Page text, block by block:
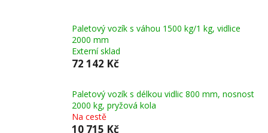
Paletový vozík s váhou 1500 kg/1 kg, vidlice
2000 mm
Externí sklad
72 142 Kč
Paletový vozík s délkou vidlic 800 mm, nosnost
2000 kg, pryžová kola
Na cestě
10 715 Kč